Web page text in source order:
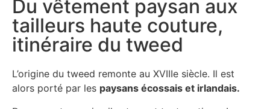
Du vêtement paysan aux
tailleurs haute couture,
itinéraire du tweed
L’origine du tweed remonte au XVIIIe siècle. Il est
alors porté par les paysans écossais et irlandais.